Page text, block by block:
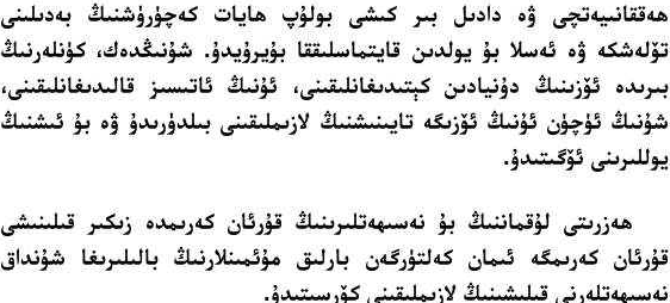
ھەققانىيەتچى ۋە دادىل بىر كىشى بولۇپ ھايات كەچۈرۈشنىڭ بەدىلىنى
تۆلەشكە ۋە ئەسلا بۇ يولدىن قايتماسلىققا بۇيرۇيدۇ. شۇنىڭدەك، كۈنلەرنىڭ
بىرىدە ئۆزىنىڭ دۇنيادىن كېتىدىغانلىقىنى، ئۇنىڭ ئاتىسىز قالىدىغانلىقىنى،
شۇنىڭ ئۈچۈن ئۇنىڭ ئۆزىگە تايىنىشنىڭ لازىملىقىنى بىلدۈرىدۇ ۋە بۇ ئىشنىڭ
يوللىرىنى ئۆگىتىدۇ.
ھەزرىتى لۇقماننىڭ بۇ نەسىھەتلىرىنىڭ قۇرئان كەرىمدە زىكىر قىلىنىشى
قۇرئان كەرىمگە ئىمان كەلتۈرگەن بارلىق مۇئمىنلارنىڭ بالىلىرىغا شۇنداق
نەسىھەتلەرنى قىلىشىنىڭ لازىملىقىنى كۆرسىتىدۇ.